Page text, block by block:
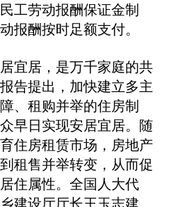
工劳动报酬保证金制
报酬按时足额支付。
居，是万千家庭的共
告提出，加快建立多主
、租购并举的住房制
早日实现安居宜居。随
住房租赁市场，房地产
租售并举转变，从而促
住属性。全国人大代
建设厅厅长王玉志建